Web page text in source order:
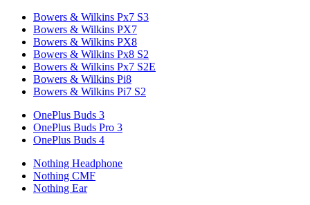
Bowers & Wilkins Px7 S3
Bowers & Wilkins PX7
Bowers & Wilkins PX8
Bowers & Wilkins Px8 S2
Bowers & Wilkins Px7 S2E
Bowers & Wilkins Pi8
Bowers & Wilkins Pi7 S2
OnePlus Buds 3
OnePlus Buds Pro 3
OnePlus Buds 4
Nothing Headphone
Nothing CMF
Nothing Ear